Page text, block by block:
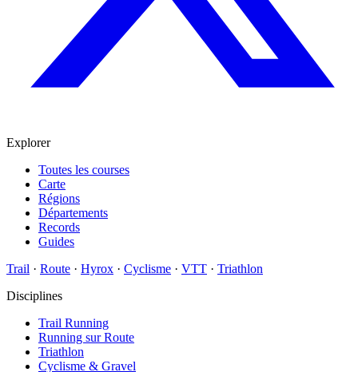
Explorer
Toutes les courses
Carte
Régions
Départements
Records
Guides
Trail · Route · Hyrox · Cyclisme · VTT · Triathlon
Disciplines
Trail Running
Running sur Route
Triathlon
Cyclisme & Gravel